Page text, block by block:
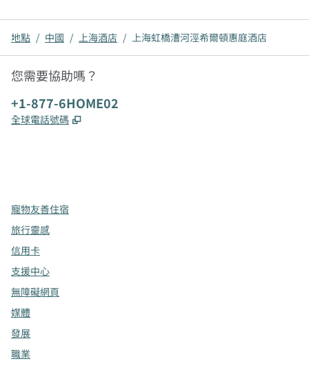
地點 / 中國 / 上海酒店 / 上海虹橋漕河涇希爾頓惠庭酒店
您需要協助嗎？
電話：
+1-877-6HOME02
全球電話號碼 ,
寵物友善住宿
旅行靈感
信用卡
支援中心
無障礙網頁
媒體
發展
職業